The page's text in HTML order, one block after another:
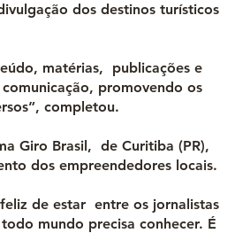
dos destinos turísticos
matérias, publicações e
promovendo os
completou.
Giro Brasil, de Curitiba (PR),
dos empreendedores locais.
de estar entre os jornalistas
mundo precisa conhecer. É